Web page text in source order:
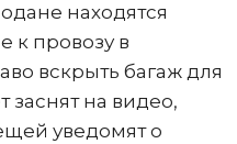
​​находятся
к провозу в
вскрыть багаж для
заснят на видео,
уведомят о